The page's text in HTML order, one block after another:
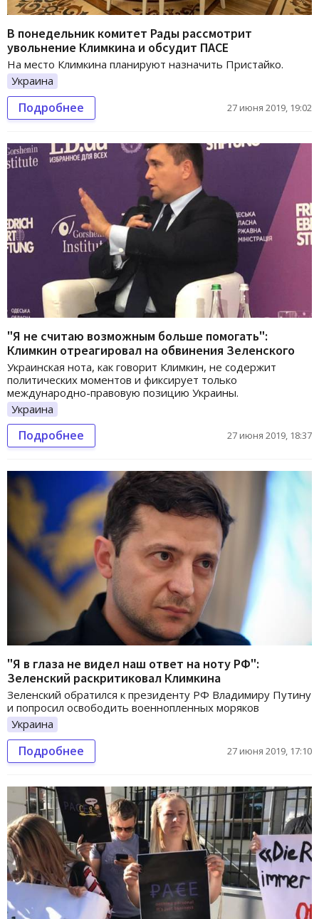
В понедельник комитет Рады рассмотрит
увольнение Климкина и обсудит ПАСЕ
На место Климкина планируют назначить Пристайко.
Украина
Подробнее 27 июня 2019, 19:02
"Я не считаю возможным больше помогать":
Климкин отреагировал на обвинения Зеленского
Украинская нота, как говорит Климкин, не содержит
политических моментов и фиксирует только
международно-правовую позицию Украины.
Украина
Подробнее 27 июня 2019, 18:37
"Я в глаза не видел наш ответ на ноту РФ":
Зеленский раскритиковал Климкина
Зеленский обратился к президенту РФ Владимиру Путину
и попросил освободить военнопленных моряков
Украина
Подробнее 27 июня 2019, 17:10